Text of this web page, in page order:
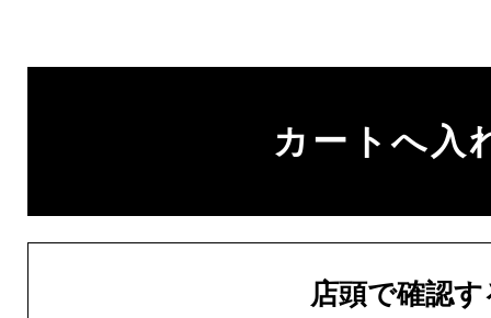
店頭で確認